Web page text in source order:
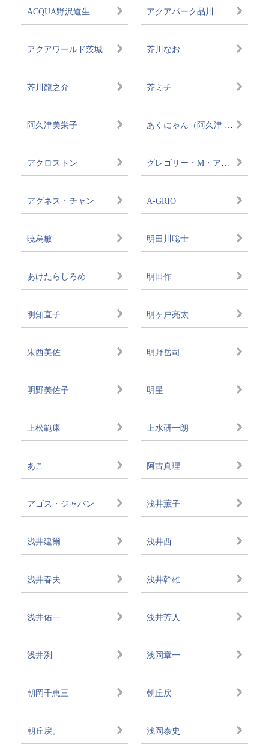
ACQUA野沢道生 アクアパーク品川
芥川なお
芥川龍之介 芥ミチ
阿久津美栄子
アクロストン
アグネス・チャン A-GRIO
暁烏敏 明田川聡士
あけたらしろめ 明田作
明知直子 明ヶ戸亮太
朱西美佐 明野岳司
明野美佐子 明星
上松範康 上水研一朗
あこ 阿古真理
アゴス・ジャパン 浅井薫子
浅井建爾 浅井西
浅井春夫 浅井幹雄
浅井佑一 浅井芳人
浅井洌 浅岡章一
朝岡千恵三 朝丘戻
朝丘戻。 浅岡泰史